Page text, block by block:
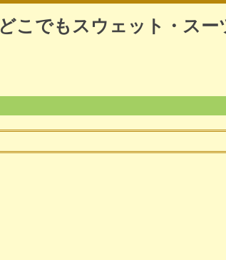
どこでもスウェット・ス